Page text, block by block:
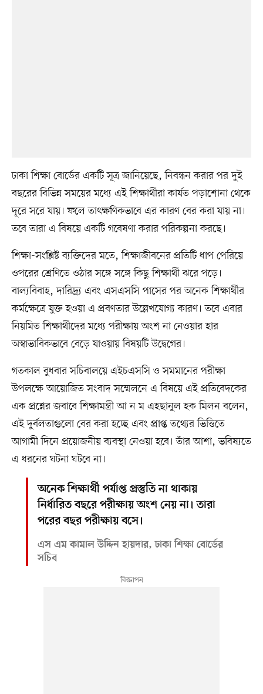
ঢাকা শিক্ষা বোর্ডের একটি সূত্র জানিয়েছে, নিবন্ধন করার পর দুই
বছরের বিভিন্ন সময়ের মধ্যে এই শিক্ষার্থীরা কার্যত পড়াশোনা থেকে
দূরে সরে যায়। ফলে তাৎক্ষণিকভাবে এর কারণ বের করা যায় না।
তবে তারা এ বিষয়ে একটি গবেষণা করার পরিকল্পনা করছে।
শিক্ষা-সংশ্লিষ্ট ব্যক্তিদের মতে, শিক্ষাজীবনের প্রতিটি ধাপ পেরিয়ে
ওপরের শ্রেণিতে ওঠার সঙ্গে সঙ্গে কিছু শিক্ষার্থী ঝরে পড়ে।
বাল্যবিবাহ, দারিদ্র্য এবং এসএসসি পাসের পর অনেক শিক্ষার্থীর
কর্মক্ষেত্রে যুক্ত হওয়া এ প্রবণতার উল্লেখযোগ্য কারণ। তবে এবার
নিয়মিত শিক্ষার্থীদের মধ্যে পরীক্ষায় অংশ না নেওয়ার হার
অস্বাভাবিকভাবে বেড়ে যাওয়ায় বিষয়টি উদ্বেগের।
গতকাল বুধবার সচিবালয়ে এইচএসসি ও সমমানের পরীক্ষা
উপলক্ষে আয়োজিত সংবাদ সম্মেলনে এ বিষয়ে এই প্রতিবেদকের
এক প্রশ্নের জবাবে শিক্ষামন্ত্রী আ ন ম এহছানুল হক মিলন বলেন,
এই দুর্বলতাগুলো বের করা হচ্ছে এবং প্রাপ্ত তথ্যের ভিত্তিতে
আগামী দিনে প্রয়োজনীয় ব্যবস্থা নেওয়া হবে। তাঁর আশা, ভবিষ্যতে
এ ধরনের ঘটনা ঘটবে না।
অনেক শিক্ষার্থী পর্যাপ্ত প্রস্তুতি না থাকায়
নির্ধারিত বছরে পরীক্ষায় অংশ নেয় না। তারা
পরের বছর পরীক্ষায় বসে।
এস এম কামাল উদ্দিন হায়দার, ঢাকা শিক্ষা বোর্ডের
সচিব